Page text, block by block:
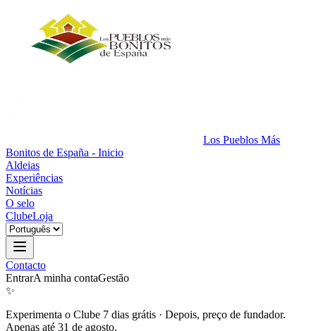
Los Pueblos Más
Bonitos de España - Inicio
Aldeias
Experiências
Notícias
O selo
ClubeLoja
Contacto
EntrarA minha contaGestão
✨
Experimenta o Clube 7 dias grátis · Depois, preço de fundador.
Apenas até 31 de agosto.